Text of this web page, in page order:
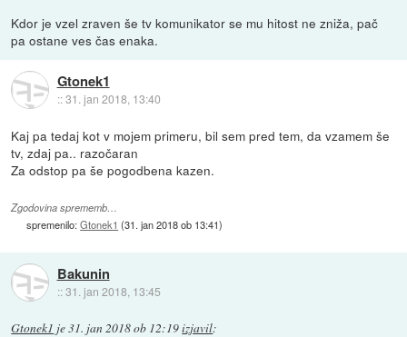
Kdor je vzel zraven še tv komunikator se mu hitost ne zniža, pač
pa ostane ves čas enaka.
Gtonek1
::31. jan 2018, 13:40
Kaj pa tedaj kot v mojem primeru, bil sem pred tem, da vzamem še
tv, zdaj pa.. razočaran
Za odstop pa še pogodbena kazen.
Zgodovina sprememb…
spremenilo:Gtonek1 (31. jan 2018 ob 13:41)
Bakunin
::31. jan 2018, 13:45
Gtonek1 je31. jan 2018 ob 12:19izjavil: